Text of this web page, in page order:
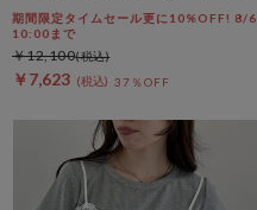
期間限定タイムセール更に10%OFF! 8/6
10:00まで
￥7,623 37％OFF
￥12,100